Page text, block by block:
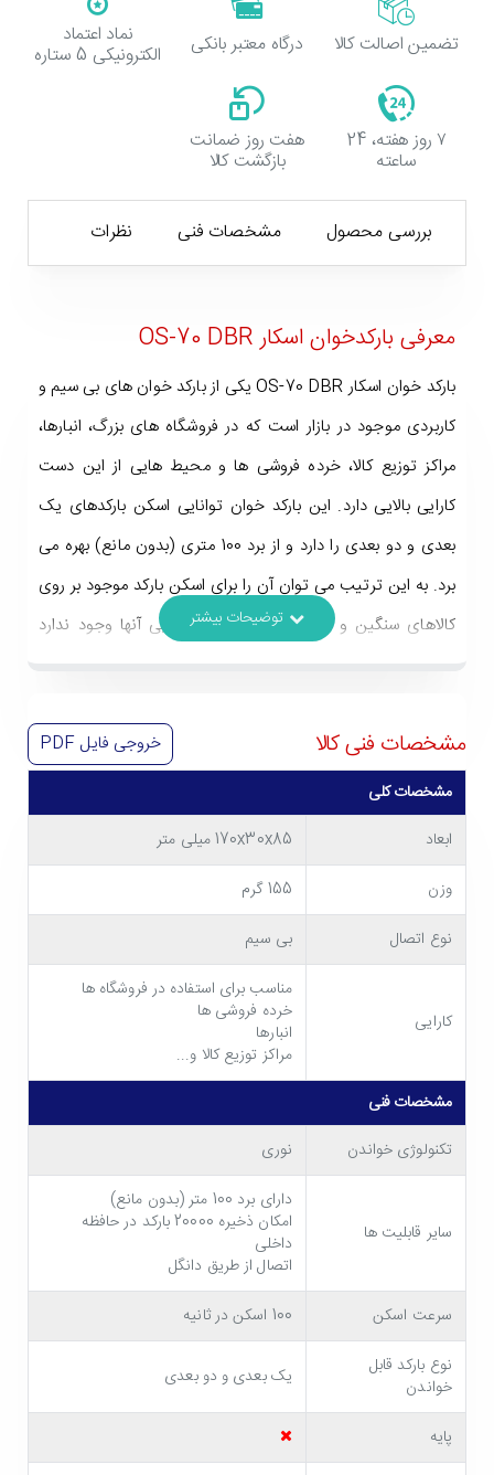
تضمین اصالت کالا
۷ روز هفته، 24
ساعته
درگاه معتبر بانکی
هفت روز ضمانت
بازگشت کالا
نماد اعتماد
الکترونیکی 5 ستاره
بررسی محصول مشخصات فنی نظرات
معرفی بارکدخوان اسکار OS-70 DBR
بارکد خوان اسکار OS-70 DBR یکی از بارکد خوان های بی سیم و
کاربردی موجود در بازار است که در فروشگاه های بزرگ، انبارها،
مراکز توزیع کالا، خرده فروشی ها و محیط هایی از این دست
کارایی بالایی دارد. این بارکد خوان توانایی اسکن بارکدهای یک
بعدی و دو بعدی را دارد و از برد 100 متری (بدون مانع) بهره می
برد. به این ترتیب می توان آن را برای اسکن بارکد موجود بر روی
کالاهای سنگین و کالاهایی که امکان جابجایی آنها وجود ندارد
طراحی ارگونومیک و سرعت مناسب اسکن اشاره کرد که در ادامه
بیشتر به بررسی آنها می پردازیم.
وزن سبک، طراحی ارگونومیک
بارکد خوان اسکار Oscar OS-70 DBR با وزن 155 گرم و ابعاد
مشخصات فنی کالا خروجی فایل
مشخصات کلی
ابعاد
170x30x85 میلی متر
وزن
155 گرم
نوع اتصال
بی سیم
کارایی
مناسب برای استفاده در فروشگاه ها
خرده فروشی ها
انبارها
مراکز توزیع کالا و...
مشخصات فنی
تکنولوژی خواندن
نوری
سایر قابلیت ها
دارای برد 100 متر (بدون مانع)
امکان ذخیره 20000 بارکد در حافظه
داخلی
اتصال از طریق دانگل
سرعت اسکن
100 اسکن در ثانیه
نوع بارکد قابل
خواندن
یک بعدی و دو بعدی
پایه